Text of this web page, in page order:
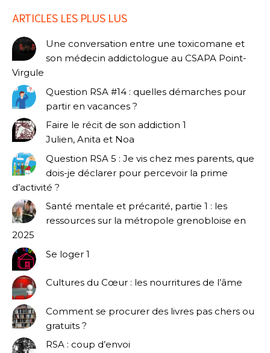
ARTICLES LES PLUS LUS
Une conversation entre une toxicomane et
son médecin addictologue au CSAPA Point-
Virgule
Question RSA #14 : quelles démarches pour
partir en vacances ?
Faire le récit de son addiction 1
Julien, Anita et Noa
Question RSA 5 : Je vis chez mes parents, que
dois-je déclarer pour percevoir la prime
d’activité ?
Santé mentale et précarité, partie 1 : les
ressources sur la métropole grenobloise en
2025
Se loger 1
Cultures du Cœur : les nourritures de l’âme
Comment se procurer des livres pas chers ou
gratuits ?
RSA : coup d’envoi